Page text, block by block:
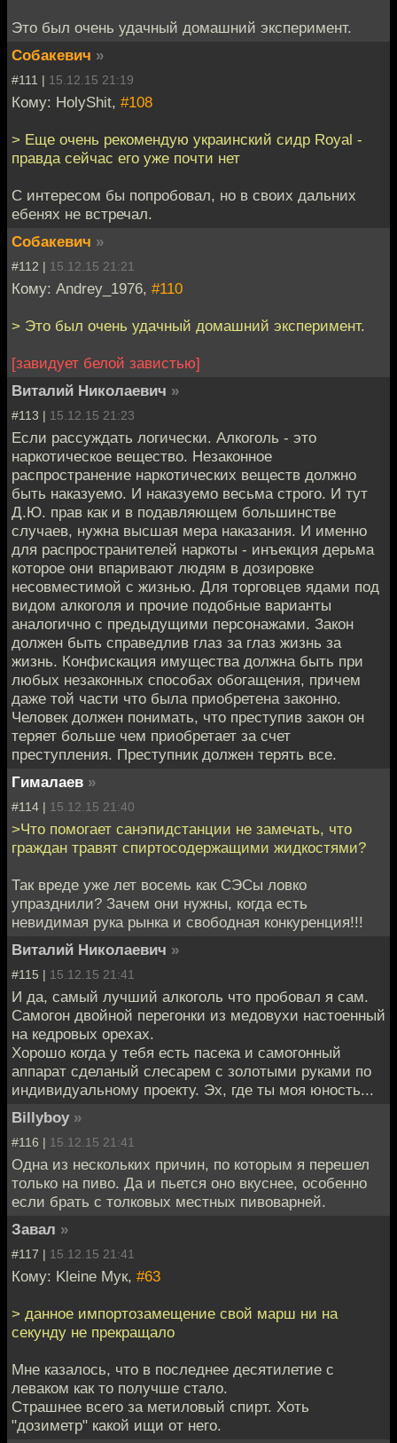
Это был очень удачный домашний эксперимент.
Собакевич »
#111 | 15.12.15 21:19
Кому: HolyShit, #108
> Еще очень рекомендую украинский сидр Royal -
правда сейчас его уже почти нет
С интересом бы попробовал, но в своих дальних
ебенях не встречал.
Собакевич »
#112 | 15.12.15 21:21
Кому: Andrey_1976, #110
> Это был очень удачный домашний эксперимент.
[завидует белой завистью]
Виталий Николаевич »
#113 | 15.12.15 21:23
Если рассуждать логически. Алкоголь - это
наркотическое вещество. Незаконное
распространение наркотических веществ должно
быть наказуемо. И наказуемо весьма строго. И тут
Д.Ю. прав как и в подавляющем большинстве
случаев, нужна высшая мера наказания. И именно
для распространителей наркоты - инъекция дерьма
которое они впаривают людям в дозировке
несовместимой с жизнью. Для торговцев ядами под
видом алкоголя и прочие подобные варианты
аналогично с предыдущими персонажами. Закон
должен быть справедлив глаз за глаз жизнь за
жизнь. Конфискация имущества должна быть при
любых незаконных способах обогащения, причем
даже той части что была приобретена законно.
Человек должен понимать, что преступив закон он
теряет больше чем приобретает за счет
преступления. Преступник должен терять все.
Гималаев »
#114 | 15.12.15 21:40
>Что помогает санэпидстанции не замечать, что
граждан травят спиртосодержащими жидкостями?
Так вреде уже лет восемь как СЭСы ловко
упразднили? Зачем они нужны, когда есть
невидимая рука рынка и свободная конкуренция!!!
Виталий Николаевич »
#115 | 15.12.15 21:41
И да, самый лучший алкоголь что пробовал я сам.
Самогон двойной перегонки из медовухи настоенный
на кедровых орехах.
Хорошо когда у тебя есть пасека и самогонный
аппарат сделаный слесарем с золотыми руками по
индивидуальному проекту. Эх, где ты моя юность...
Billyboy »
#116 | 15.12.15 21:41
Одна из нескольких причин, по которым я перешел
только на пиво. Да и пьется оно вкуснее, особенно
если брать с толковых местных пивоварней.
Завал »
#117 | 15.12.15 21:41
Кому: Kleine Мук, #63
> данное импортозамещение свой марш ни на
секунду не прекращало
Мне казалось, что в последнее десятилетие с
леваком как то получше стало.
Страшнее всего за метиловый спирт. Хоть
"дозиметр" какой ищи от него.